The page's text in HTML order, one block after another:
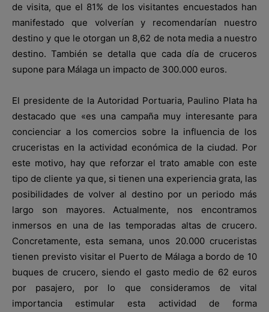
de visita, que el 81% de los visitantes encuestados han
manifestado que volverían y recomendarían nuestro
destino y que le otorgan un 8,62 de nota media a nuestro
destino. También se detalla que cada día de cruceros
supone para Málaga un impacto de 300.000 euros.
El presidente de la Autoridad Portuaria, Paulino Plata ha
destacado que «es una campaña muy interesante para
concienciar a los comercios sobre la influencia de los
cruceristas en la actividad económica de la ciudad. Por
este motivo, hay que reforzar el trato amable con este
tipo de cliente ya que, si tienen una experiencia grata, las
posibilidades de volver al destino por un periodo más
largo son mayores. Actualmente, nos encontramos
inmersos en una de las temporadas altas de crucero.
Concretamente, esta semana, unos 20.000 cruceristas
tienen previsto visitar el Puerto de Málaga a bordo de 10
buques de crucero, siendo el gasto medio de 62 euros
por pasajero, por lo que consideramos de vital
importancia estimular esta actividad de forma